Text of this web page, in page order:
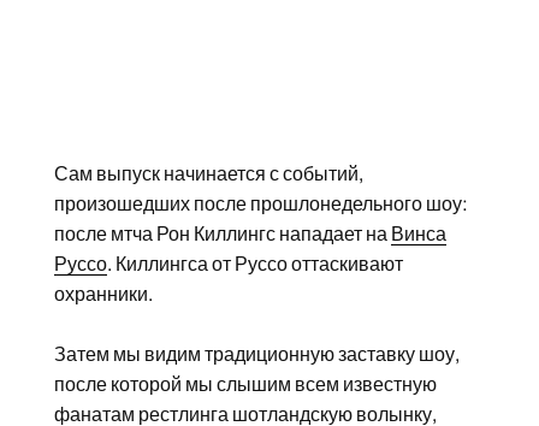
Сам выпуск начинается с событий,
произошедших после прошлонедельного шоу:
после мтча Рон Киллингс нападает на Винса
Руссо. Киллингса от Руссо оттаскивают
охранники.
Затем мы видим традиционную заставку шоу,
после которой мы слышим всем известную
фанатам рестлинга шотландскую волынку,